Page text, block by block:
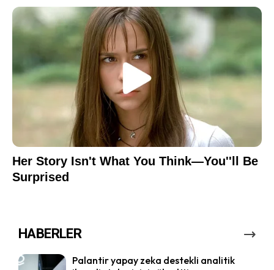
HABERLER
Palantir yapay zeka destekli analitik